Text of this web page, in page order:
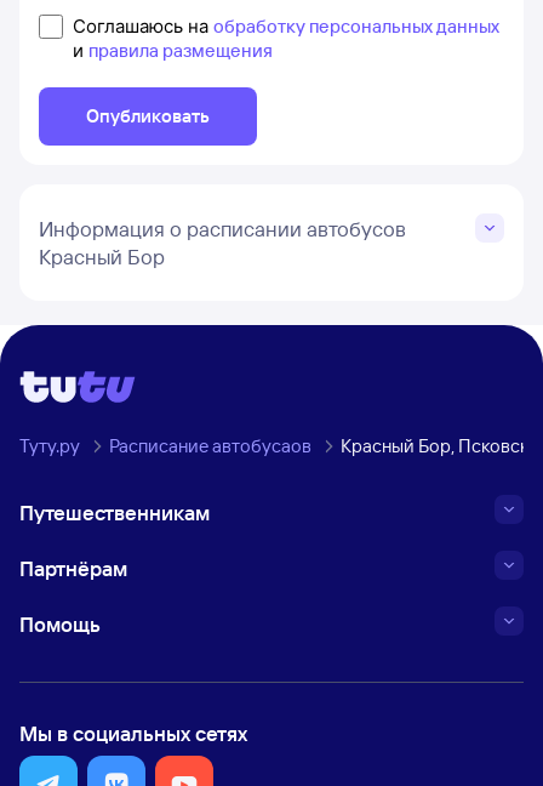
Соглашаюсь на обработку персональных данных
и правила размещения
Опубликовать
Информация о расписании автобусов
Красный Бор
Туту.ру Расписание автобусаов Красный Бор,
Путешественникам
Партнёрам
Помощь
Мы в социальных сетях